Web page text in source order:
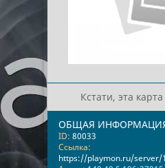
Кстати, эта карта
ОБЩАЯ
ID: 80033
Ссылка:
https://playmon.ru/server/